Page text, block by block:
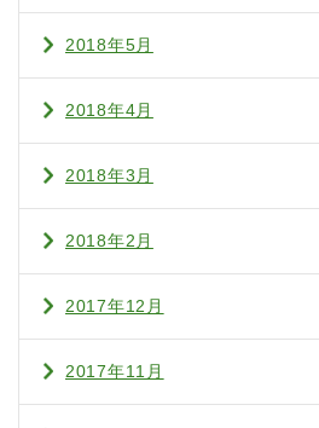
2018年5月
2018年4月
2018年3月
2018年2月
2017年12月
2017年11月